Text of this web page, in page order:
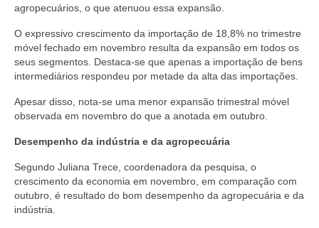
agropecuários, o que atenuou essa expansão.
O expressivo crescimento da importação de 18,8% no trimestre
móvel fechado em novembro resulta da expansão em todos os
seus segmentos. Destaca-se que apenas a importação de bens
intermediários respondeu por metade da alta das importações.
Apesar disso, nota-se uma menor expansão trimestral móvel
observada em novembro do que a anotada em outubro.
Desempenho da indústria e da agropecuária
Segundo Juliana Trece, coordenadora da pesquisa, o
crescimento da economia em novembro, em comparação com
outubro, é resultado do bom desempenho da agropecuária e da
indústria.